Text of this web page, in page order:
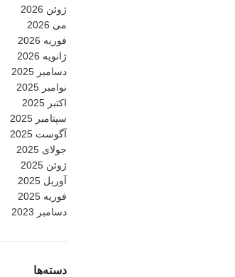
ژوئن 2026
می 2026
فوریه 2026
ژانویه 2026
دسامبر 2025
نوامبر 2025
اکتبر 2025
سپتامبر 2025
آگوست 2025
جولای 2025
ژوئن 2025
آوریل 2025
فوریه 2025
دسامبر 2023
دسته‌ها